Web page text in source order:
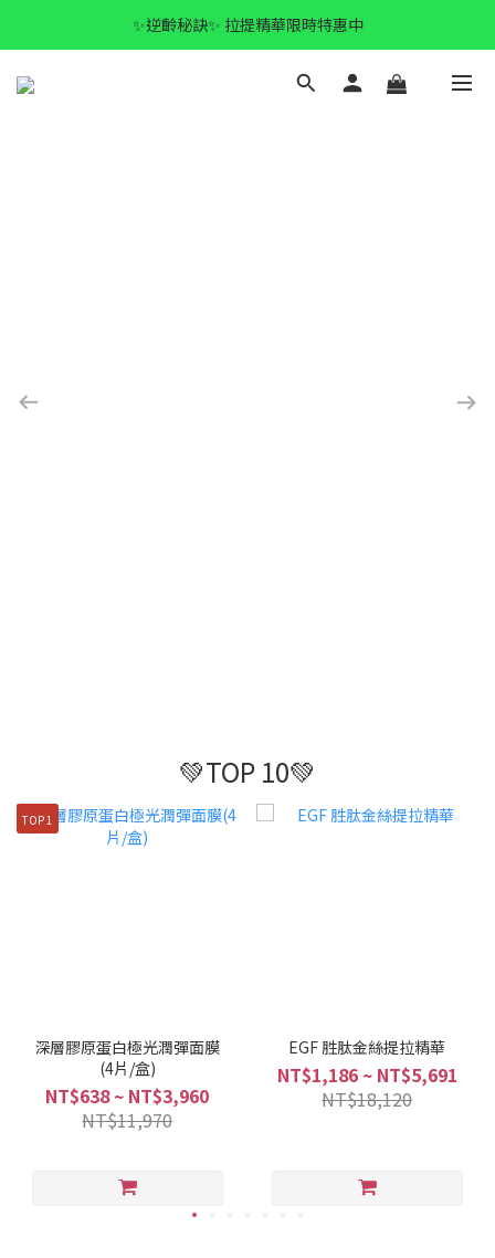
✨逆齡秘訣✨ 拉提精華限時特惠中
✨逆齡秘訣✨ 拉提精華限時特惠中
全館滿$1500 免運🚚
💚TOP 10💚
TOP 1
深層膠原蛋白極光潤彈面膜
(4片/盒)
NT$638 ~ NT$3,960
NT$11,970
EGF 胜肽金絲提拉精華
NT$1,186 ~ NT$5,691
NT$18,120